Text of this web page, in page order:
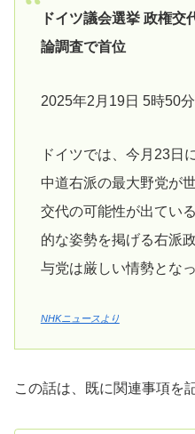
ドイツ議会選挙 政権
論調査で首位
2025年2月19日 5時50分
ドイツでは、今月23日
中道右派の最大野党が
交代の可能性が出てい
的な姿勢を掲げる右派
与党は厳しい情勢とな
NHKニュースより
この話は、既に関連事項を